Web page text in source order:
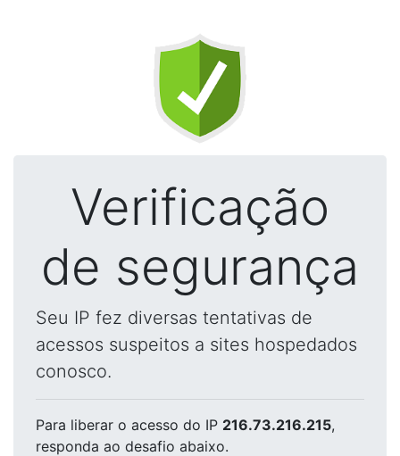
Verificação
de segurança
Seu IP fez diversas tentativas de
acessos suspeitos a sites hospedados
conosco.
Para liberar o acesso do IP 216.73.216.215,
responda ao desafio abaixo.